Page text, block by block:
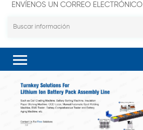
ENVÍENOS UN CORREO ELECTRÓNICO